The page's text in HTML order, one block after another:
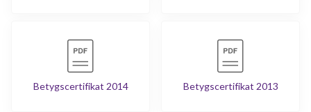
Betygscertifikat 2014 Betygscertifikat 2013